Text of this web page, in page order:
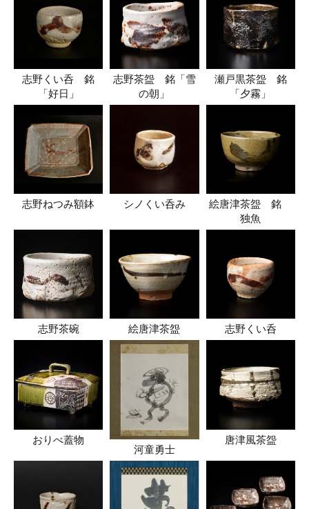
志野くい呑 銘
「好日」
志野茶盌 銘「雪
の朝」
瀬戸黒茶盌 銘
「夕霧」
志野ねつみ額鉢 シノくい呑み
絵唐津茶盌 銘
独魚
志野茶碗 絵唐津茶盌 志野くい呑
おりべ蓋物
河童勇士
唐津風茶盌